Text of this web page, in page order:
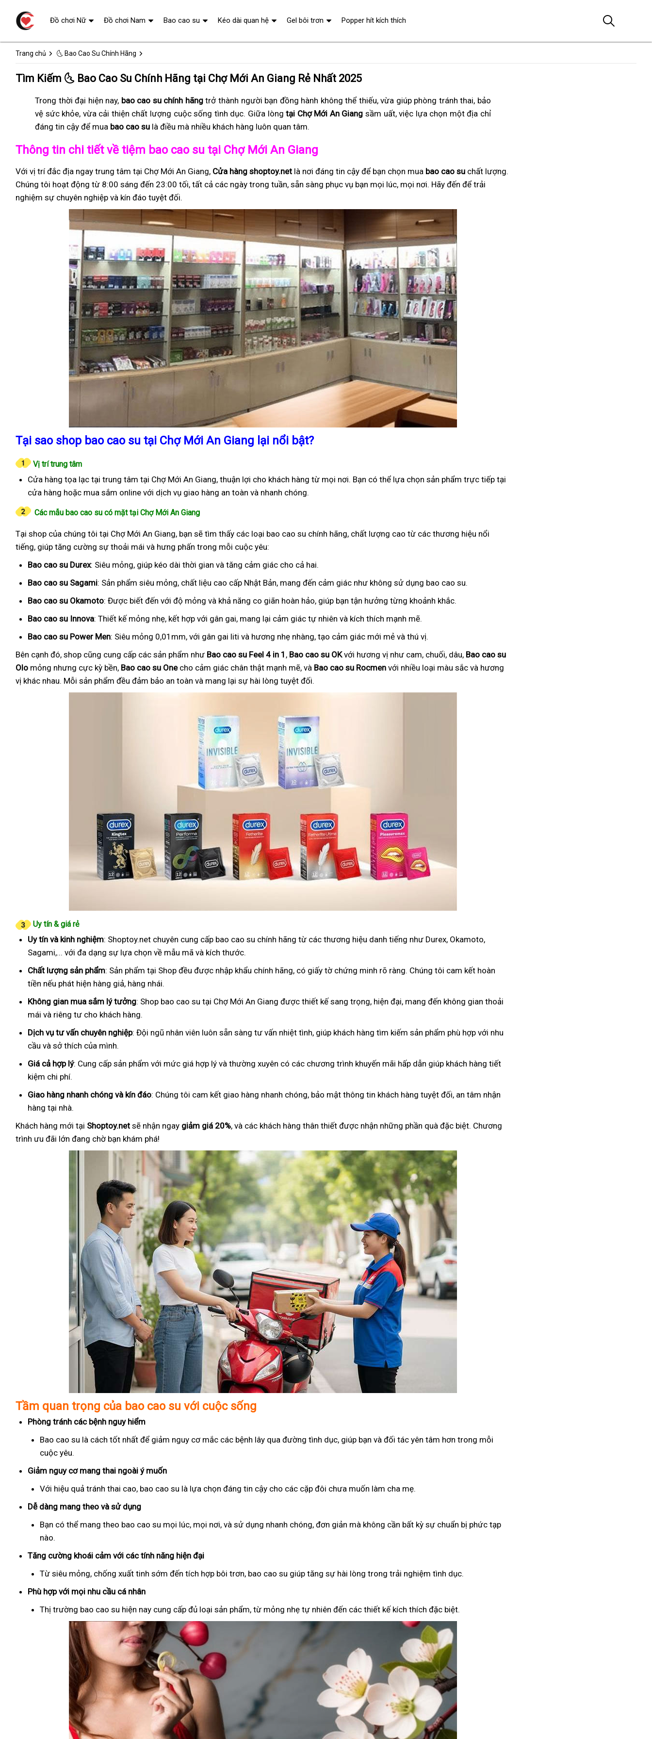
Trang chủ 🌜 Bao Cao Su Chính Hãng
Tìm Kiếm 🌜 Bao Cao Su Chính Hãng tại Chợ Mới An Giang Rẻ Nhất 2025
Trong thời đại hiện nay, bao cao su chính hãngtrở thành người bạn đồng hành không thể thiếu, vừa giúp phòng tránh thai, bảo
vệ sức khỏe, vừa cải thiện chất lượng cuộc sống tình dục. Giữa lòngtại Chợ Mới An Giang sầm uất, việc lựa chọn một địa chỉ
đáng tin cậy để mua bao cao su là điều mà nhiều khách hàng luôn quan tâm.
Thông tin chi tiết về tiệm bao cao su tại Chợ Mới An Giang
Với vị trí đắc địa ngay trung tâm tại Chợ Mới An Giang, Cửa hàng shoptoy.net là nơi đáng tin cậy để bạn chọn mua bao cao su chất lượng.
Chúng tôi hoạt động từ 8:00 sáng đến 23:00 tối, tất cả các ngày trong tuần, sẵn sàng phục vụ bạn mọi lúc, mọi nơi. Hãy đến để trải
nghiệm sự chuyên nghiệp và kín đáo tuyệt đối.
Tại sao shop bao cao su tại Chợ Mới An Giang lại nổi bật?
Vị trí trung tâm
Cửa hàng tọa lạc tại trung tâm tại Chợ Mới An Giang, thuận lợi cho khách hàng từ mọi nơi. Bạn có thể lựa chọn sản phẩm trực tiếp tại
cửa hàng hoặc mua sắm online với dịch vụ giao hàng an toàn và nhanh chóng.
Các mẫu bao cao su có mặt tại Chợ Mới An Giang
Tại shop của chúng tôi tại Chợ Mới An Giang, bạn sẽ tìm thấy các loại bao cao su chính hãng, chất lượng cao từ các thương hiệu nổi
tiếng, giúp tăng cường sự thoải mái và hưng phấn trong mỗi cuộc yêu:
Bao cao su Durex: Siêu mỏng, giúp kéo dài thời gian và tăng cảm giác cho cả hai.
Bao cao su Sagami: Sản phẩm siêu mỏng, chất liệu cao cấp Nhật Bản, mang đến cảm giác như không sử dụng bao cao su.
Bao cao su Okamoto: Được biết đến với độ mỏng và khả năng co giãn hoàn hảo, giúp bạn tận hưởng từng khoảnh khắc.
Bao cao su Innova: Thiết kế mỏng nhẹ, kết hợp với gân gai, mang lại cảm giác tự nhiên và kích thích mạnh mẽ.
Bao cao su Power Men: Siêu mỏng 0,01mm, với gân gai liti và hương nhẹ nhàng, tạo cảm giác mới mẻ và thú vị.
Bên cạnh đó, shop cũng cung cấp các sản phẩm như Bao cao su Feel 4 in 1 , Bao cao su OKvới hương vị như cam, chuối, dâu, Bao cao su
Olo mỏng nhưng cực kỳ bền, Bao cao su Onecho cảm giác chân thật mạnh mẽ, và Bao cao su Rocmen với nhiều loại màu sắc và hương
vị khác nhau. Mỗi sản phẩm đều đảm bảo an toàn và mang lại sự hài lòng tuyệt đối.
Uy tín & giá rẻ
Uy tín và kinh nghiệm: Shoptoy.net chuyên cung cấp bao cao su chính hãng từ các thương hiệu danh tiếng như Durex, Okamoto,
Sagami,... với đa dạng sự lựa chọn về mẫu mã và kích thước.
Chất lượng sản phẩm: Sản phẩm tại Shop đều được nhập khẩu chính hãng, có giấy tờ chứng minh rõ ràng. Chúng tôi cam kết hoàn
tiền nếu phát hiện hàng giả, hàng nhái.
Không gian mua sắm lý tưởng: Shop bao cao su tại Chợ Mới An Giang được thiết kế sang trọng, hiện đại, mang đến không gian thoải
mái và riêng tư cho khách hàng.
Dịch vụ tư vấn chuyên nghiệp: Đội ngũ nhân viên luôn sẵn sàng tư vấn nhiệt tình, giúp khách hàng tìm kiếm sản phẩm phù hợp với nhu
cầu và sở thích của mình.
Giá cả hợp lý: Cung cấp sản phẩm với mức giá hợp lý và thường xuyên có các chương trình khuyến mãi hấp dẫn giúp khách hàng tiết
kiệm chi phí.
Giao hàng nhanh chóng và kín đáo: Chúng tôi cam kết giao hàng nhanh chóng, bảo mật thông tin khách hàng tuyệt đối, an tâm nhận
hàng tại nhà.
Khách hàng mới tại Shoptoy.net sẽ nhận ngay giảm giá 20%, và các khách hàng thân thiết được nhận những phần quà đặc biệt. Chương
trình ưu đãi lớn đang chờ bạn khám phá!
Tầm quan trọng của bao cao su với cuộc sống
Phòng tránh các bệnh nguy hiểm
Bao cao su là cách tốt nhất để giảm nguy cơ mắc các bệnh lây qua đường tình dục, giúp bạn và đối tác yên tâm hơn trong mỗi
cuộc yêu.
Giảm nguy cơ mang thai ngoài ý muốn
Với hiệu quả tránh thai cao, bao cao su là lựa chọn đáng tin cậy cho các cặp đôi chưa muốn làm cha mẹ.
Dễ dàng mang theo và sử dụng
Bạn có thể mang theo bao cao su mọi lúc, mọi nơi, và sử dụng nhanh chóng, đơn giản mà không cần bất kỳ sự chuẩn bị phức tạp
nào.
Tăng cường khoái cảm với các tính năng hiện đại
Từ siêu mỏng, chống xuất tinh sớm đến tích hợp bôi trơn, bao cao su giúp tăng sự hài lòng trong trải nghiệm tình dục.
Phù hợp với mọi nhu cầu cá nhân
Thị trường bao cao su hiện nay cung cấp đủ loại sản phẩm, từ mỏng nhẹ tự nhiên đến các thiết kế kích thích đặc biệt.
Đồ chơi Nữ Đồ chơi Nam Bao cao su Kéo dài quan hệ Gel bôi trơn Popper hít kích thích